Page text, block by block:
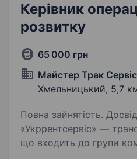
Керівник
розвитку
65 000 грн
Майстер Трак
Хмельницький, 5,7
Повна зайнятість.
«Укррентсервіс» —
що входить до групи